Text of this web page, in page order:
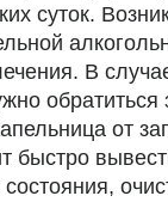
суток.
В
от
быстро
состояния,